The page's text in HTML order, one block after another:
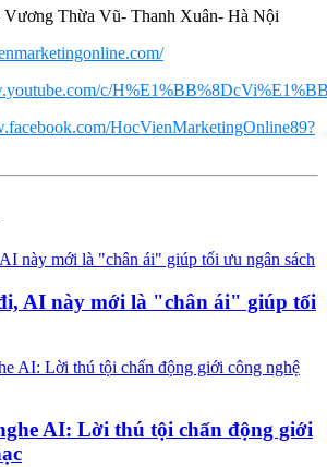
Vương Thừa Vũ- Thanh Xuân- Hà Nội
c/
HocVienMarketingOnline89?
AI này mới là "chân ái" giúp tối
AI: Lời thú tội chấn động giới